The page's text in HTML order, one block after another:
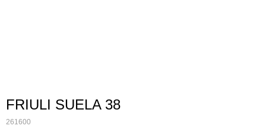
FRIULI SUELA 38
261600